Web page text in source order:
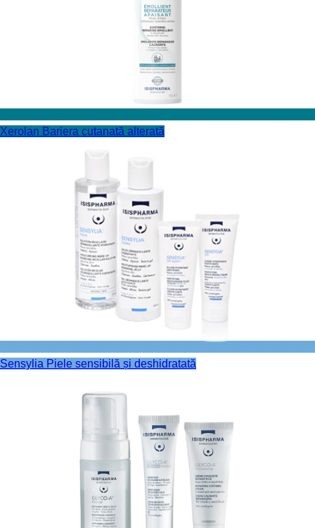
Xerolan Bariera cutanată alterată
Sensylia Piele sensibilă și deshidratată